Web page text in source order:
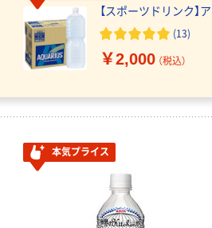
【スポーツドリンク】
(13)
￥2,000 （税込）
本気プライス